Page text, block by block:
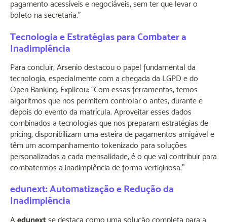
pagamento acessíveis e negociáveis, sem ter que levar o
boleto na secretaria.”
Tecnologia e Estratégias para Combater a
Inadimplência
Para concluir, Arsenio destacou o papel fundamental da
tecnologia, especialmente com a chegada da LGPD e do
Open Banking. Explicou: “Com essas ferramentas, temos
algoritmos que nos permitem controlar o antes, durante e
depois do evento da matrícula. Aproveitar esses dados
combinados a tecnologias que nos preparam estratégias de
pricing, disponibilizam uma esteira de pagamentos amigável e
têm um acompanhamento tokenizado para soluções
personalizadas a cada mensalidade, é o que vai contribuir para
combatermos a inadimplência de forma vertiginosa.”
edunext: Automatização e Redução da
Inadimplência
A edunext se destaca como uma solução completa para a